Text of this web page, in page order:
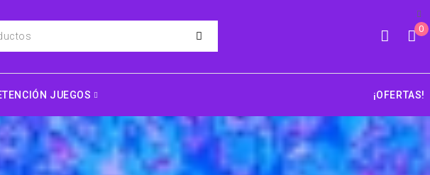
0
JUEGOS ¡OFERTAS!